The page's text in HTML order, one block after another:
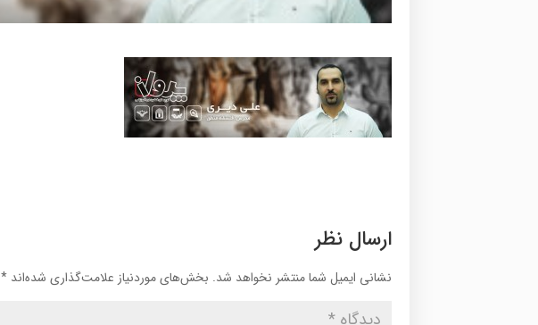
ارسال نظر
نشانی ایمیل شما منتشر نخواهد شد. بخش‌های موردنیاز علامت‌گذاری شده‌اند*